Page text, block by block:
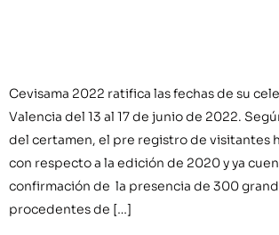
Cevisama 2022 ratifica las fechas de su
Valencia del 13 al 17 de junio de 2022.
del certamen, el pre registro de visitantes
con respecto a la edición de 2020 y ya
confirmación de la presencia de 300
procedentes de […]